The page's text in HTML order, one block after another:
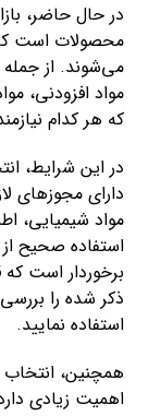
در حال حاضر،
محصولات است که
می‌شوند. از جمله
مواد افزودنی،
که هر کدام
در این شرایط،
دارای مجوزهای
مواد شیمیایی،
استفاده صحیح از
برخوردار است
ذکر شده را بررسی
استفاده نمایید.
همچنین،
اهمیت زیادی